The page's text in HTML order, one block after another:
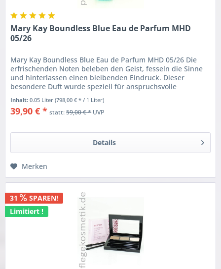
Mary Kay Boundless Blue Eau de Parfum MHD
05/26
Mary Kay Boundless Blue Eau de Parfum MHD 05/26 Die
erfrischenden Noten beleben den Geist, fesseln die Sinne
und hinterlassen einen bleibenden Eindruck. Dieser
besondere Duft wurde speziell für anspruchsvolle
Vorlieben entwickelt und...
Inhalt:0.05 Liter(798,00 € * / 1 Liter)
39,90 € * statt:59,00 € *UVP
Details
Merken
31
SPAREN!
Limitiert !